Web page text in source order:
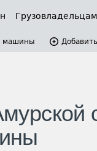
Грузовладельцам
машины